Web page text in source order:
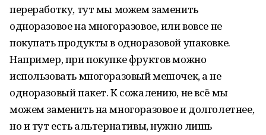
переработку, тут мы можем заменить
одноразовое на многоразовое, или вовсе не
покупать продукты в одноразовой упаковке.
Например, при покупке фруктов можно
использовать многоразовый мешочек, а не
одноразовый пакет. К сожалению, не всё мы
можем заменить на многоразовое и долголетнее,
но и тут есть альтернативы, нужно лишь